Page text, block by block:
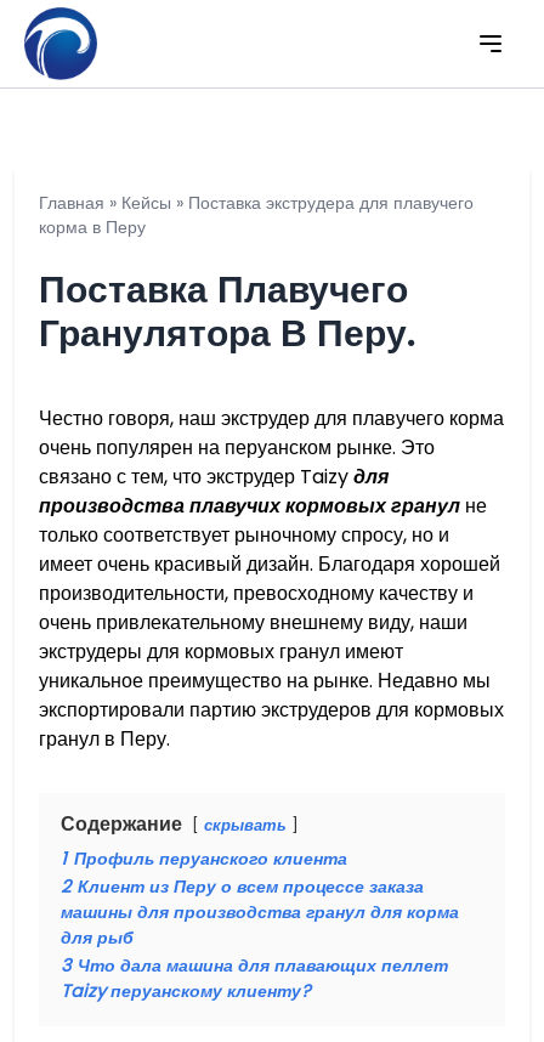
Главная » Кейсы » Поставка экструдера для плавучего
корма в Перу
Поставка Плавучего
Гранулятора В Перу.
Честно говоря, наш экструдер для плавучего корма
очень популярен на перуанском рынке. Это
связано с тем, что экструдер Taizyдля
производства плавучих кормовых гранул не
только соответствует рыночному спросу, но и
имеет очень красивый дизайн. Благодаря хорошей
производительности, превосходному качеству и
очень привлекательному внешнему виду, наши
экструдеры для кормовых гранул имеют
уникальное преимущество на рынке. Недавно мы
экспортировали партию экструдеров для кормовых
гранул в Перу.
Содержание скрывать
1 Профиль перуанского клиента
2 Клиент из Перу о всем процессе заказа
машины для производства гранул для корма
для рыб
3 Что дала машина для плавающих пеллет
Taizy перуанскому клиенту?